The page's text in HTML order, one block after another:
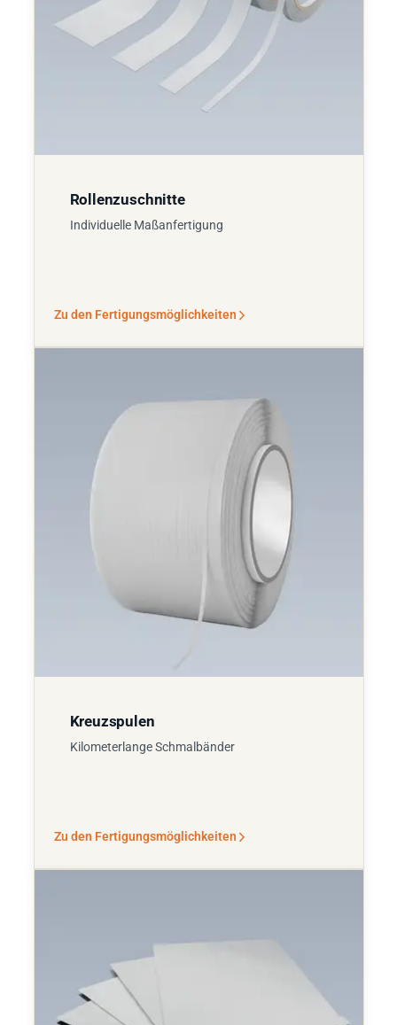
Rollenzuschnitte
Individuelle Maßanfertigung
Zu den Fertigungsmöglichkeiten
Kreuzspulen
Kilometerlange Schmalbänder
Zu den Fertigungsmöglichkeiten